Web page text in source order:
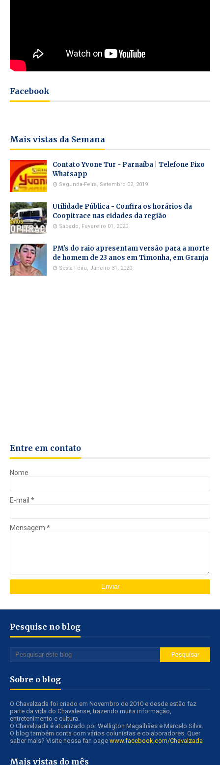
Facebook
Mais vistas da Semana
Contato Yvone Tur - Parnaíba | Telefone Fixo
Whatsapp
Segunda-Feira, Setembro 02, 2019
Utilidade Pública - Confira os horários da
Coopitrace nas cidades da região
Sábado, Fevereiro 01, 2020
PM's do raio apresentam versão para a morte
de homem de 23 anos em Timonha, em Granja
Sexta-Feira, Janeiro 31, 2020
Entre em contato
Nome
E-mail *
Mensagem *
Pesquise no blog
Sobre o blog
O Chavalzada foi criado em Novembro de 2010 e desde estão faz
parte da vida do Chavalense, trazendo muita informação,
entretenimento e cultura.
O Chavalzada é atualizado por Welligton Magalhães e Marcelo Silva.
O blog também conta com vários colunistas e colaboradores. Quer
saber mais? Visite nossa fan page www.facebook.com/Chavalzada
Mais vistas do mês